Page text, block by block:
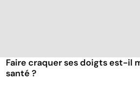
Faire craquer ses doigts est-il
santé ?